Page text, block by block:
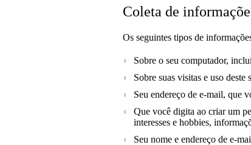
Coleta de
Os seguintes tipos de
Sobre o seu computador,
Sobre suas visitas e uso
Seu endereço de e-mail, que
Que você digita ao criar um
interesses e hobbies,
Seu nome e endereço de e-